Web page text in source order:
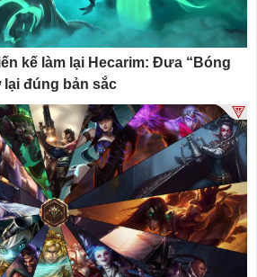
kế làm lại Hecarim: Đưa “Bóng
lại đúng bản sắc